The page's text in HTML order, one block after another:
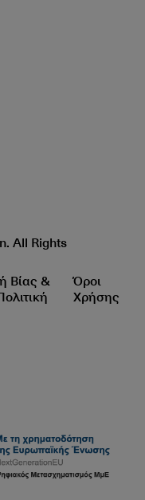
All Rights
Βίας &
Όροι
Χρήσης